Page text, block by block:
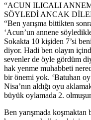
“ACUN ILICALI
SÖYLEDİ ANCAK
“Ben yarışma bittikten
‘Acun’un annene
Sokakta 10 kişiden 7’si
diyor. Hadi ben olayın
sevenler de öyle gördüm
hak yenme muhabbeti
bir önemi yok. ‘Batuhan oy
Nisa’nın aldığı oyu
büyük oylamada 2.
Ben yarışmada koşmaktan